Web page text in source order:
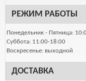
РЕЖИМ РАБОТЫ
Понедельник - Пятница:
Суббота: 11:00-18:00
Воскресенье: выходной
ДОСТАВКА